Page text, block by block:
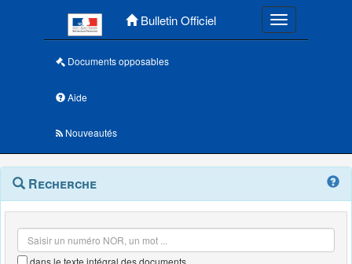
Bulletin Officiel Toggle
Documents opposables
Aide
Nouveautés
Navigation
outils
Menu
contextuel
Recherche
dans le texte intégral des documents